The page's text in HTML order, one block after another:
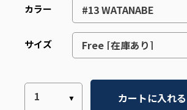
カラー
サイズ
カートに入れる